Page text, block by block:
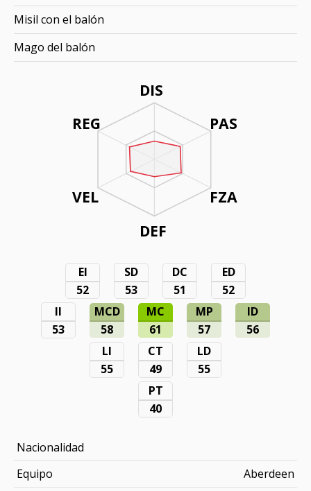
DIS
PAS
FZA
DEF
REG
VEL
EI
52
SD
53
DC
51
ED
52
II
53
MCD
58
MC
61
MP
57
ID
56
LI
55
CT
49
LD
55
PT
40
Nacionalidad
Equipo
Aberdeen
Misil con el balón
Mago del balón